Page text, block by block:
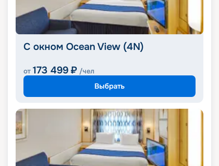
С окном Ocean View (4N)
от 173 499 ₽ /чел
Выбрать